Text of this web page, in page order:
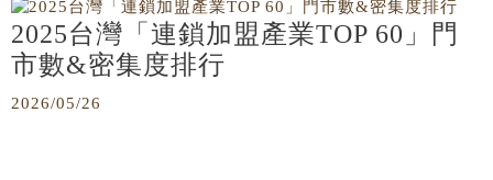
2025台灣「連鎖加盟產業TOP 60」門
市數&密集度排行
2026/05/26